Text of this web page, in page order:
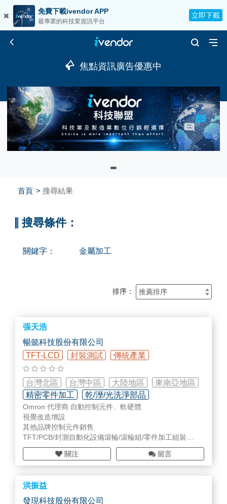
免費下載ivendor APP
最專業的科技業資訊平台
立即下載
焦點資訊廣告優惠中
首頁 搜尋結果
搜尋條件：
關鍵字： 金屬加工
排序：
張天浩
暢懿科技股份有限公司
TFT-LCD
封裝測試 傳統產業
台灣北區 台灣中區 大陸地區
東南亞地區
精密零件加工
乾/溼/光洗淨部品
專用機設計研發/設備改造
Omron 代理商 自動控制元件、軟硬體
視覺改造增設
其他品牌控制元件銷售
TFT/PCB/封測自動化設備滾輪/滾輪組/零件加工組裝
工程塑膠-Upe/PP/NBR/Peek/加工模組製造
自動化設備金屬零配件製造-車/銑/鑽/磨/研/表處
Hiwin代理商
關注 留言
洪振益
發現科技股份有限公司